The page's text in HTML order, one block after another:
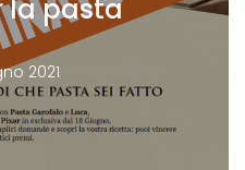
la pasta
2021